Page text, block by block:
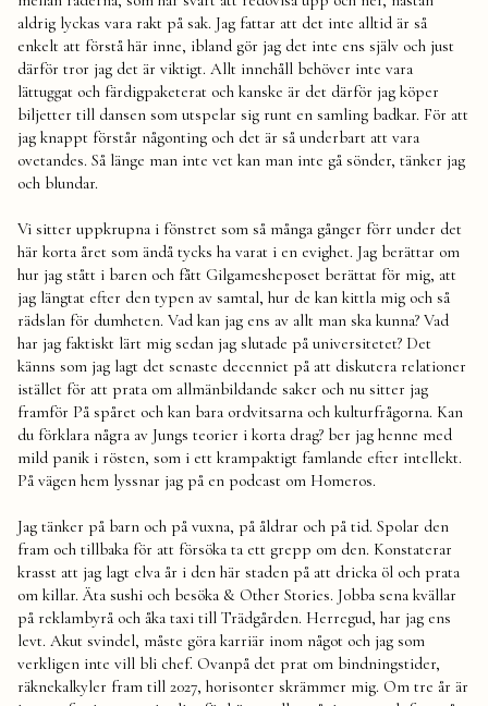
aldrig lyckas vara rakt på sak. Jag fattar att det inte alltid är så
enkelt att förstå här inne, ibland gör jag det inte ens själv och just
därför tror jag det är viktigt. Allt innehåll behöver inte vara
lättuggat och färdigpaketerat och kanske är det därför jag köper
biljetter till dansen som utspelar sig runt en samling badkar. För att
jag knappt förstår någonting och det är så underbart att vara
ovetandes. Så länge man inte vet kan man inte gå sönder, tänker jag
och blundar.
Vi sitter uppkrupna i fönstret som så många gånger förr under det
här korta året som ändå tycks ha varat i en evighet. Jag berättar om
hur jag stått i baren och fått Gilgamesheposet berättat för mig, att
jag längtat efter den typen av samtal, hur de kan kittla mig och så
rädslan för dumheten. Vad kan jag ens av allt man ska kunna? Vad
har jag faktiskt lärt mig sedan jag slutade på universitetet? Det
känns som jag lagt det senaste decenniet på att diskutera relationer
istället för att prata om allmänbildande saker och nu sitter jag
framför På spåret och kan bara ordvitsarna och kulturfrågorna. Kan
du förklara några av Jungs teorier i korta drag? ber jag henne med
mild panik i rösten, som i ett krampaktigt famlande efter intellekt.
På vägen hem lyssnar jag på en podcast om Homeros.
Jag tänker på barn och på vuxna, på åldrar och på tid. Spolar den
fram och tillbaka för att försöka ta ett grepp om den. Konstaterar
krasst att jag lagt elva år i den här staden på att dricka öl och prata
om killar. Äta sushi och besöka & Other Stories. Jobba sena kvällar
på reklambyrå och åka taxi till Trädgården. Herregud, har jag ens
levt. Akut svindel, måste göra karriär inom något och jag som
verkligen inte vill bli chef. Ovanpå det prat om bindningstider,
räknekalkyler fram till 2027, horisonter skrämmer mig. Om tre år är